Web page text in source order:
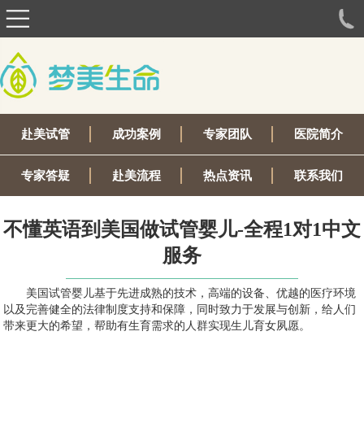
赴美试管 成功案例 专家团队 医院简介
专家答疑 赴美流程 热点资讯 联系我们
不懂英语到美国做试管婴儿-全程1对1中文
服务
美国试管婴儿基于先进成熟的技术，高端的设备、优越的医疗环境
以及完善健全的法律制度支持和保障，同时致力于发展与创新，给人们
带来更大的希望，帮助有生育需求的人群实现生儿育女夙愿。